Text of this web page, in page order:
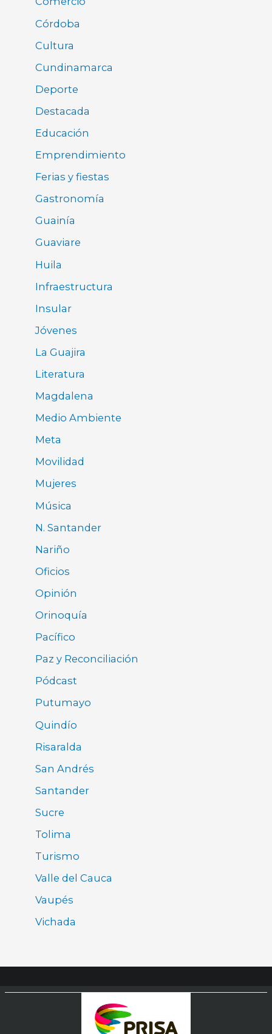
Córdoba
Cultura
Cundinamarca
Deporte
Destacada
Educación
Emprendimiento
Ferias y fiestas
Gastronomía
Guainía
Guaviare
Huila
Infraestructura
Insular
Jóvenes
La Guajira
Literatura
Magdalena
Medio Ambiente
Meta
Movilidad
Mujeres
Música
N. Santander
Nariño
Oficios
Opinión
Orinoquía
Pacífico
Paz y Reconciliación
Pódcast
Putumayo
Quindío
Risaralda
San Andrés
Santander
Sucre
Tolima
Turismo
Valle del Cauca
Vaupés
Vichada